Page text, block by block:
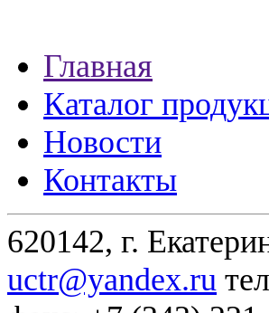
Главная
Каталог
Новости
Контакты
620142, г.
uctr@yandex.ru